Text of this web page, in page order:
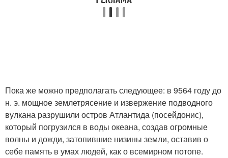
Пока же можно предполагать следующее: в 9564 году до
н. э. мощное землетрясение и извержение подводного
вулкана разрушили остров Атлантида (посейдонис),
который погрузился в воды океана, создав огромные
волны и дожди, затопившие низины земли, оставив о
себе память в умах людей, как о всемирном потопе.